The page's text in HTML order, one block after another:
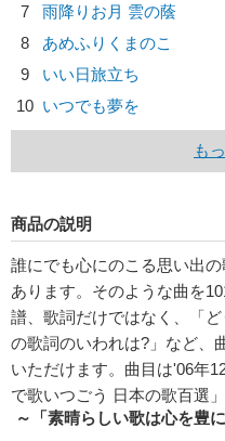
7
雨降りお月 雲の蔭
8
あめふりくまのこ
9
いい日旅立ち
10 いつでも夢を
も
商品の説明
誰にでも心にのこる思い出
あります。そのような曲を
譜、歌詞だけではなく、「
の歌詞のいわれは?」など、
いただけます。曲目は'06年
で歌いつごう 日本の歌百選
～「素晴らしい歌は心を豊